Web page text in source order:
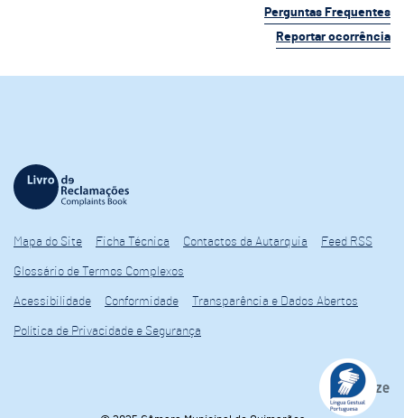
Perguntas Frequentes
Reportar ocorrência
Mapa do Site Ficha Técnica Contactos da Autarquia Feed RSS
Glossário de Termos Complexos
Acessibilidade Conformidade Transparência e Dados Abertos
Política de Privacidade e Segurança